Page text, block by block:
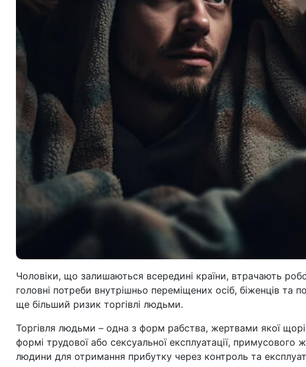
Чоловіки, що залишаються всередині країни, втрачають
головні потреби внутрішньо переміщених осіб, біженців та
ще більший ризик торгівлі людьми.
Торгівля людьми – одна з форм рабства, жертвами якої
формі трудової або сексуальної експлуатації,
людини для отримання прибутку через контроль та